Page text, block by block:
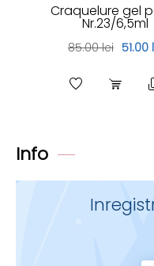
Craquelure gel
Nr.23/6,5ml
85.00 lei 51.00
Info